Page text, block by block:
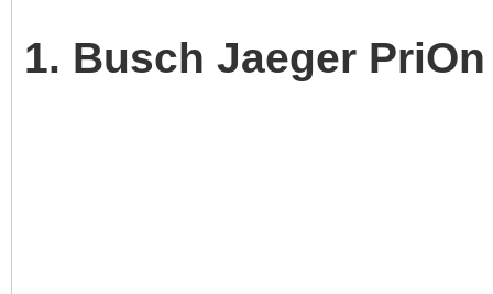
1. Busch Jaeger PriOn